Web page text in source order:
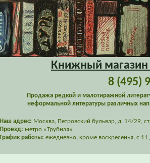
Книжный магазин
8 (495)
Продажа редкой и малотиражной
неформальной литературы различных
Наш адрес: Москва, Петровский бульвар, д. 14/29,
Проезд: метро «Трубная»
График работы: ежедневно, кроме воскресенья, с 11